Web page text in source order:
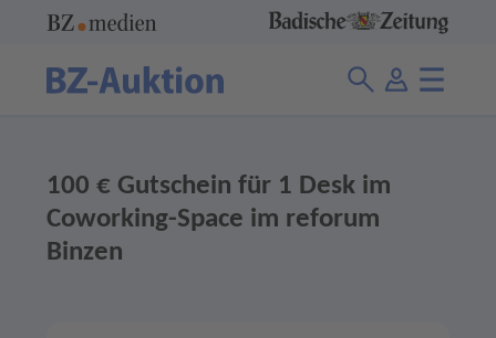
100 € Gutschein für 1 Desk im
Coworking-Space im reforum
Binzen